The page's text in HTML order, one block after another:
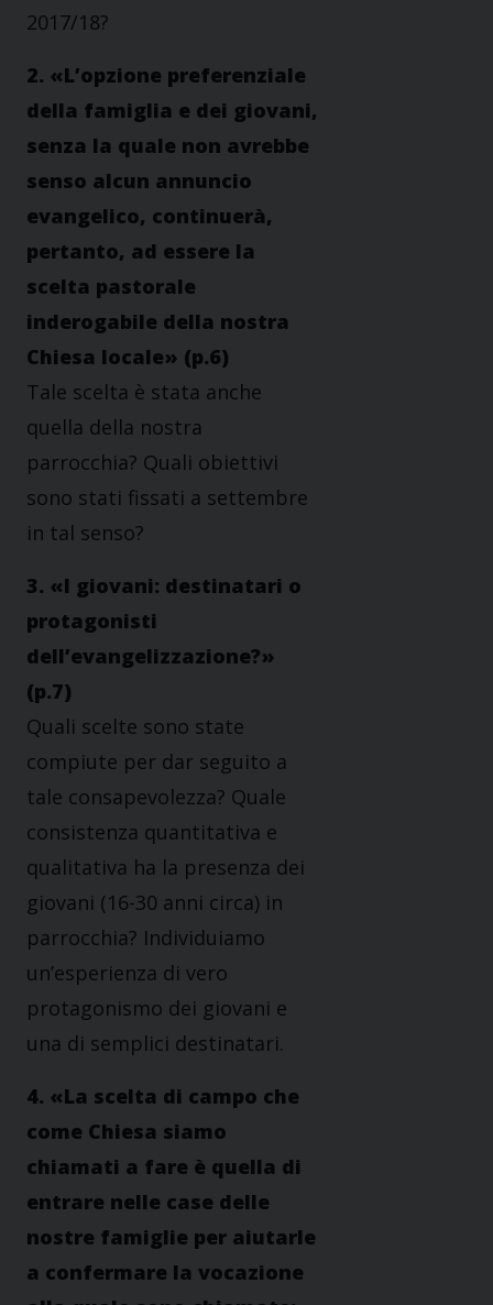
2017/18?
2. «L’opzione preferenziale
della famiglia e dei giovani,
senza la quale non avrebbe
senso alcun annuncio
evangelico, continuerà,
pertanto, ad essere la
scelta pastorale
inderogabile della nostra
Chiesa locale» (p.6)
Tale scelta è stata anche
quella della nostra
parrocchia? Quali obiettivi
sono stati fissati a settembre
in tal senso?
3. «I giovani: destinatari o
protagonisti
dell’evangelizzazione?»
(p.7)
Quali scelte sono state
compiute per dar seguito a
tale consapevolezza? Quale
consistenza quantitativa e
qualitativa ha la presenza dei
giovani (16-30 anni circa) in
parrocchia? Individuiamo
un’esperienza di vero
protagonismo dei giovani e
una di semplici destinatari.
4. «La scelta di campo che
come Chiesa siamo
chiamati a fare è quella di
entrare nelle case delle
nostre famiglie per aiutarle
a confermare la vocazione